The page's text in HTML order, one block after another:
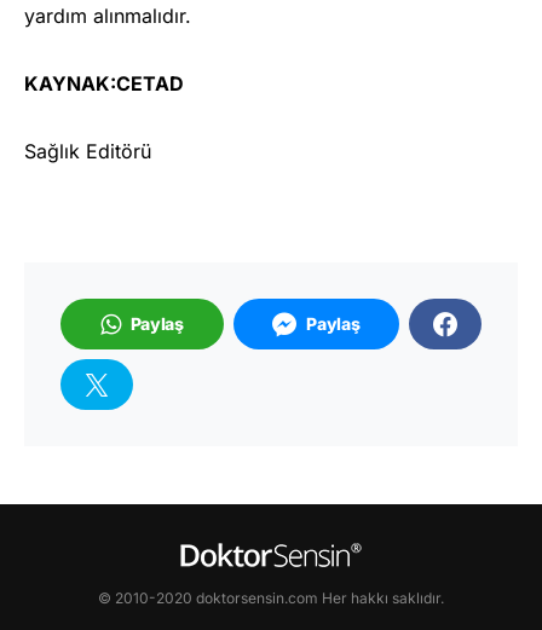
yardım alınmalıdır.
KAYNAK:CETAD
Sağlık Editörü
Paylaş Paylaş
© 2010-2020 doktorsensin.com Her hakkı saklıdır.